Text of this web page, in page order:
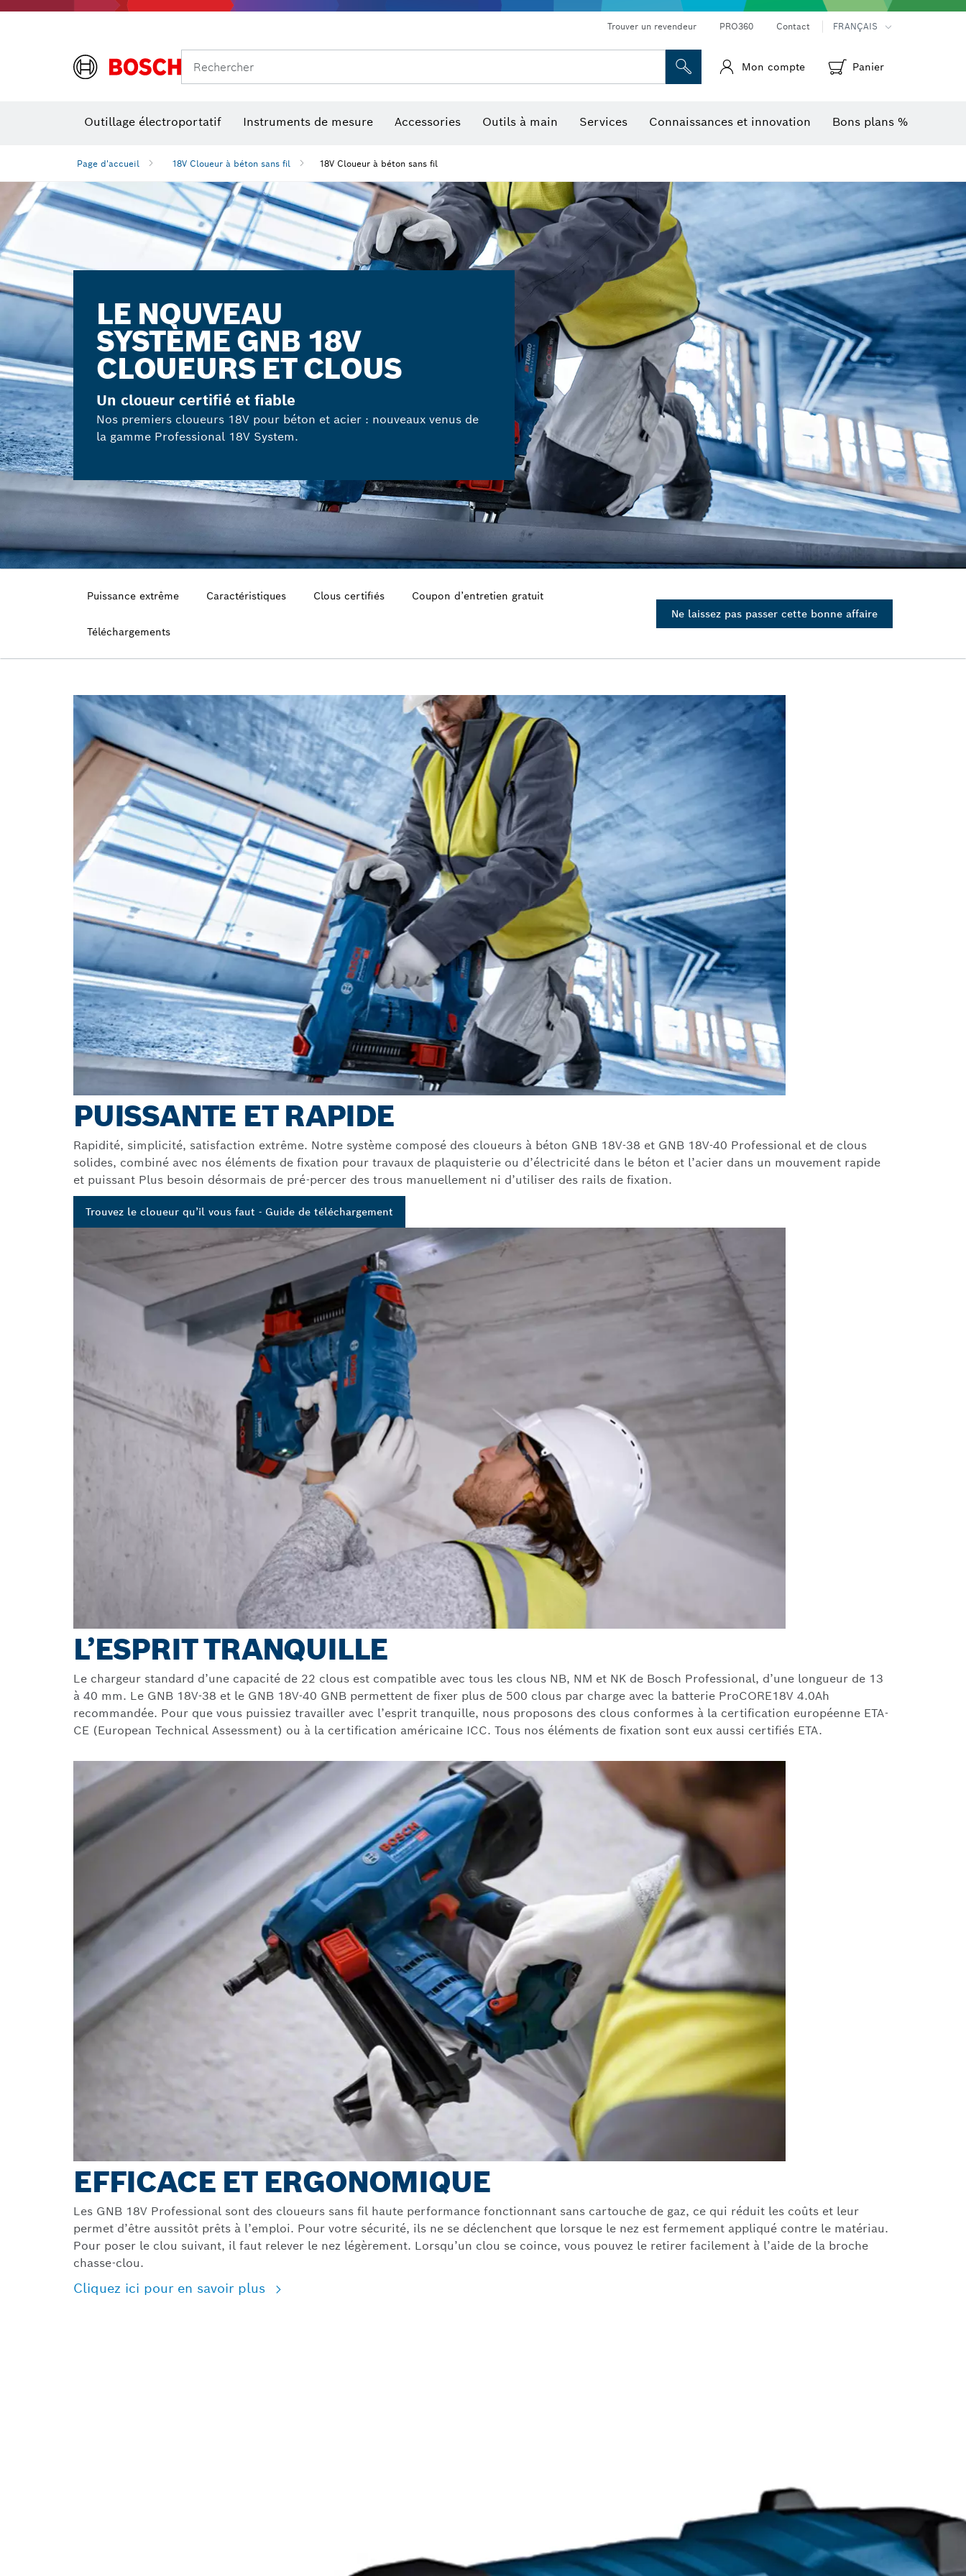
Trouver un revendeur PRO360 Contact FRANÇAIS
Rechercher Mon compte Panier
Outillage électroportatif Instruments de mesure Accessories Outils à main Services Connaissances et innovation Bons plans %
Page d'accueil 18V Cloueur à béton sans fil 18V Cloueur à béton sans fil
LE NOUVEAU
SYSTÈME GNB 18V
CLOUEURS ET CLOUS
Un cloueur certifié et fiable
Nos premiers cloueurs 18V pour béton et acier : nouveaux venus de
la gamme Professional 18V System.
Puissance extrême Caractéristiques Clous certifiés Coupon d’entretien gratuit
Téléchargements
Ne laissez pas passer cette bonne affaire
PUISSANTE ET RAPIDE
Rapidité, simplicité, satisfaction extrême. Notre système composé des cloueurs à béton GNB 18V-38 et GNB 18V-40 Professional et de clous
solides, combiné avec nos éléments de fixation pour travaux de plaquisterie ou d’électricité dans le béton et l’acier dans un mouvement rapide
et puissant Plus besoin désormais de pré-percer des trous manuellement ni d’utiliser des rails de fixation.
Trouvez le cloueur qu’il vous faut - Guide de téléchargement
L’ESPRIT TRANQUILLE
Le chargeur standard d’une capacité de 22 clous est compatible avec tous les clous NB, NM et NK de Bosch Professional, d’une longueur de 13
à 40 mm. Le GNB 18V-38 et le GNB 18V-40 GNB permettent de fixer plus de 500 clous par charge avec la batterie ProCORE18V 4.0Ah
recommandée. Pour que vous puissiez travailler avec l’esprit tranquille, nous proposons des clous conformes à la certification européenne ETA-
CE (European Technical Assessment) ou à la certification américaine ICC. Tous nos éléments de fixation sont eux aussi certifiés ETA.
EFFICACE ET ERGONOMIQUE
Les GNB 18V Professional sont des cloueurs sans fil haute performance fonctionnant sans cartouche de gaz, ce qui réduit les coûts et leur
permet d’être aussitôt prêts à l’emploi. Pour votre sécurité, ils ne se déclenchent que lorsque le nez est fermement appliqué contre le matériau.
Pour poser le clou suivant, il faut relever le nez légèrement. Lorsqu’un clou se coince, vous pouvez le retirer facilement à l’aide de la broche
chasse-clou.
Cliquez ici pour en savoir plus